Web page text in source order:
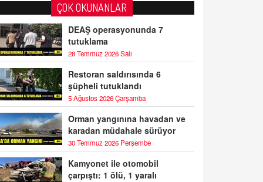
ÇOK OKUNANLAR
DEAŞ operasyonunda 7
tutuklama
28 Temmuz 2026 Salı
Restoran saldırısında 6
şüpheli tutuklandı
5 Ağustos 2026 Çarşamba
Orman yangınına havadan ve
karadan müdahale sürüyor
30 Temmuz 2026 Perşembe
Kamyonet ile otomobil
çarpıştı: 1 ölü, 1 yaralı